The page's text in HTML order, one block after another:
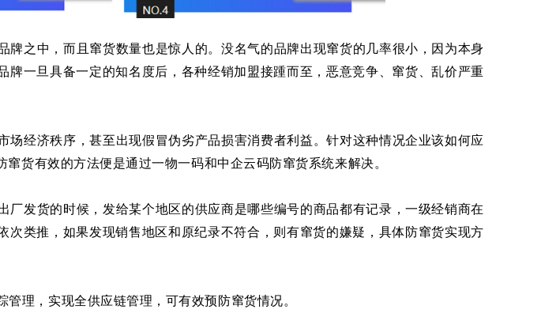
牌之中，而且窜货数量也是惊人的。没名气的品牌出现窜货的几率很小，因为本身
牌一旦具备一定的知名度后，各种经销加盟接踵而至，恶意竞争、窜货、乱价严重
场经济秩序，甚至出现假冒伪劣产品损害消费者利益。针对这种情况企业该如何应
货有效的方法便是通过一物一码和中企云码防窜货系统来解决。
厂发货的时候，发给某个地区的供应商是哪些编号的商品都有记录，一级经销商在
次类推，如果发现销售地区和原纪录不符合，则有窜货的嫌疑，具体防窜货实现方
管理，实现全供应链管理，可有效预防窜货情况。